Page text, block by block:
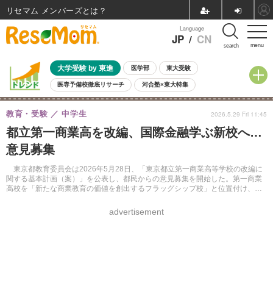
menu
Language
JP / CN search
大学受験 by 東進 医学部 東大受験
医専予備校徹底リサーチ 河合塾×東大特集
親子で考える大学選び 高校受験 中学受験 小学校受験
共通テスト 夏休み
8月開催イベント・WS 全国公立高校 過去問 人気記事
自由研究教材（小学生向け）
都立第一商業高を改編、国際金融学ぶ新校へ…
意見募集
東京都教育委員会は2026年5月28日、「東京都立第一商業高等学校の改編に
関する基本計画（案）」を公表し、都民からの意見募集を開始した。第一商業
高校を「新たな商業教育の価値を創出するフラッグシップ校」と位置付け、国
教育・受験 中学生
advertisement
2026.5.29 Fri 11:45
リセマム メンバーズ